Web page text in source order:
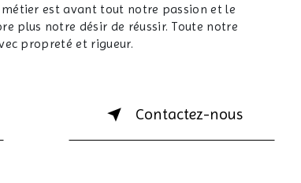
est avant tout notre passion et le
plus notre désir de réussir. Toute notre
propreté et rigueur.
Contactez-nous